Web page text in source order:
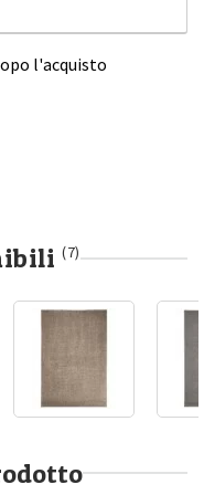
l'acquisto
(7)